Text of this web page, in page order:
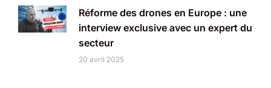
Réforme des drones en Europe : une
interview exclusive avec un expert du
secteur
20 avril 2025